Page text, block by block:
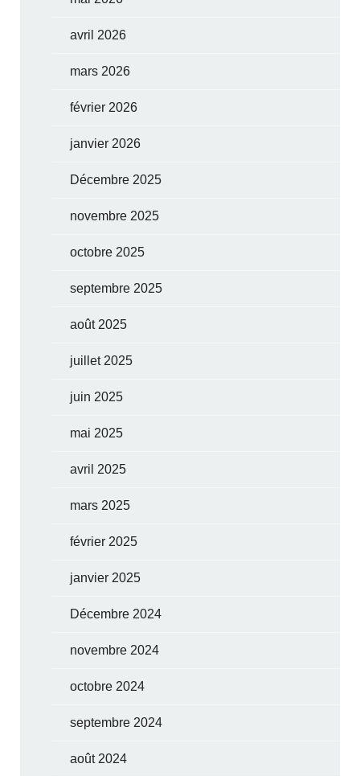
avril 2026
mars 2026
février 2026
janvier 2026
Décembre 2025
novembre 2025
octobre 2025
septembre 2025
août 2025
juillet 2025
juin 2025
mai 2025
avril 2025
mars 2025
février 2025
janvier 2025
Décembre 2024
novembre 2024
octobre 2024
septembre 2024
août 2024